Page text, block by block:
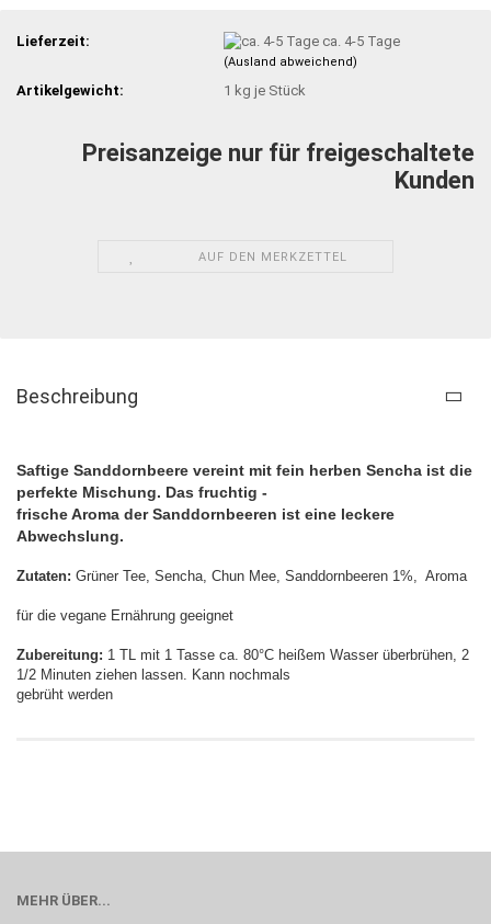
Lieferzeit: ca. 4-5 Tage
(Ausland abweichend)
Artikelgewicht: 1 kg je Stück
Preisanzeige nur für freigeschaltete
Kunden
AUF DEN MERKZETTEL
Beschreibung
Saftige Sanddornbeere vereint mit fein herben Sencha ist die
perfekte Mischung. Das fruchtig -
frische Aroma der Sanddornbeeren ist eine leckere
Abwechslung.
Zutaten: Grüner Tee, Sencha, Chun Mee, Sanddornbeeren 1%, Aroma
für die vegane Ernährung geeignet
Zubereitung: 1 TL mit 1 Tasse ca. 80°C heißem Wasser überbrühen, 2
1/2 Minuten ziehen lassen. Kann nochmals
gebrüht werden
MEHR ÜBER...